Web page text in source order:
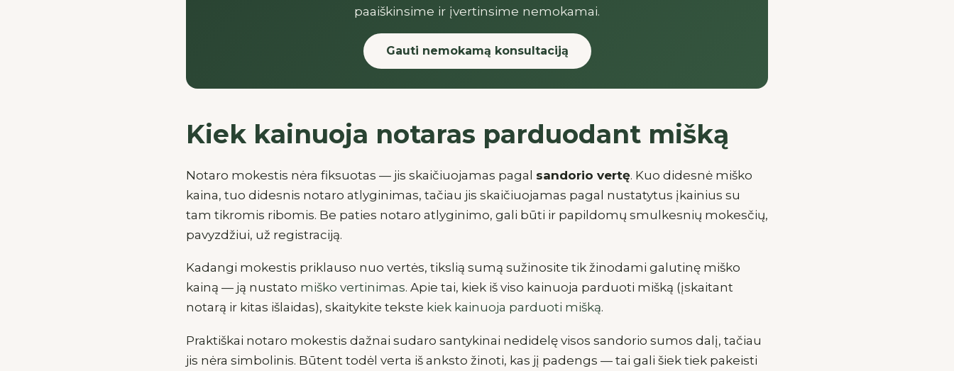
paaiškinsime ir įvertinsime nemokamai.
Gauti nemokamą konsultaciją
Kiek kainuoja notaras parduodant mišką
Notaro mokestis nėra fiksuotas — jis skaičiuojamas pagal sandorio vertę. Kuo didesnė miško
kaina, tuo didesnis notaro atlyginimas, tačiau jis skaičiuojamas pagal nustatytus įkainius su
tam tikromis ribomis. Be paties notaro atlyginimo, gali būti ir papildomų smulkesnių mokesčių,
pavyzdžiui, už registraciją.
Kadangi mokestis priklauso nuo vertės, tikslią sumą sužinosite tik žinodami galutinę miško
kainą — ją nustato miško vertinimas. Apie tai, kiek iš viso kainuoja parduoti mišką (įskaitant
notarą ir kitas išlaidas), skaitykite tekste kiek kainuoja parduoti mišką.
Praktiškai notaro mokestis dažnai sudaro santykinai nedidelę visos sandorio sumos dalį, tačiau
jis nėra simbolinis. Būtent todėl verta iš anksto žinoti, kas jį padengs — tai gali šiek tiek pakeisti